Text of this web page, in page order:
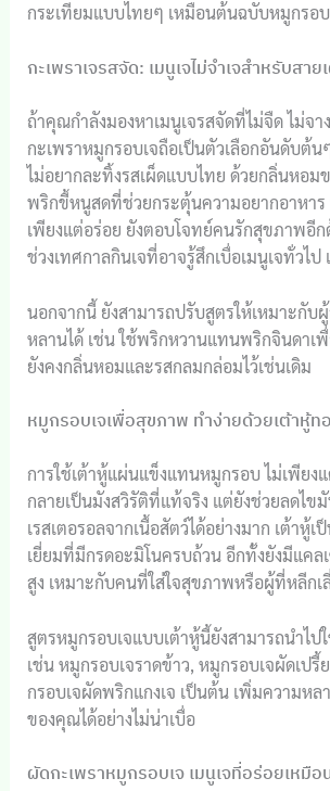
กระเทียมแบบไทยๆ เหมือนต้นฉบับหมูกรอบ
กะเพราเจรสจัด: เมนูเจไม่จำเจสำหรับสาย
ถ้าคุณกำลังมองหาเมนูเจรสจัดที่ไม่จืด ไม่จา
กะเพราหมูกรอบเจถือเป็นตัวเลือกอันดับต้
ไม่อยากละทิ้งรสเผ็ดแบบไทย ด้วยกลิ่นหอม
พริกขี้หนูสดที่ช่วยกระตุ้นความอยากอาหาร
เพียงแต่อร่อย ยังตอบโจทย์คนรักสุขภาพอีก
ช่วงเทศกาลกินเจที่อาจรู้สึกเบื่อเมนูเจทั่วไ
นอกจากนี้ ยังสามารถปรับสูตรให้เหมาะกับ
หลานได้ เช่น ใช้พริกหวานแทนพริกจินดาเ
ยังคงกลิ่นหอมและรสกลมกล่อมไว้เช่นเดิม
หมูกรอบเจเพื่อสุขภาพ ทำง่ายด้วยเต้าหู้ท
การใช้เต้าหู้แผ่นแข็งแทนหมูกรอบ ไม่เพียง
กลายเป็นมังสวิรัติที่แท้จริง แต่ยังช่วยลดไข
เรสเตอรอลจากเนื้อสัตว์ได้อย่างมาก เต้าหู้
เยี่ยมที่มีกรดอะมิโนครบถ้วน อีกทั้งยังมีแค
สูง เหมาะกับคนที่ใส่ใจสุขภาพหรือผู้ที่หลีกเ
สูตรหมูกรอบเจแบบเต้าหู้นี้ยังสามารถนำไป
เช่น หมูกรอบเจราดข้าว, หมูกรอบเจผัดเป
กรอบเจผัดพริกแกงเจ เป็นต้น เพิ่มความหล
ของคุณได้อย่างไม่น่าเบื่อ
ผัดกะเพราหมูกรอบเจ เมนูเจที่อร่อยเหมื